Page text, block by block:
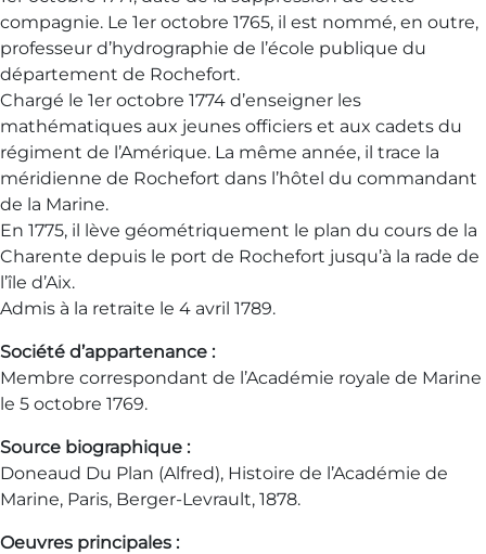
compagnie. Le 1er octobre 1765, il est nommé, en outre,
professeur d’hydrographie de l’école publique du
département de Rochefort.
Chargé le 1er octobre 1774 d’enseigner les
mathématiques aux jeunes officiers et aux cadets du
régiment de l’Amérique. La même année, il trace la
méridienne de Rochefort dans l’hôtel du commandant
de la Marine.
En 1775, il lève géométriquement le plan du cours de la
Charente depuis le port de Rochefort jusqu’à la rade de
l’île d’Aix.
Admis à la retraite le 4 avril 1789.
Société d’appartenance :
Membre correspondant de l’Académie royale de Marine
le 5 octobre 1769.
Source biographique :
Doneaud Du Plan (Alfred), Histoire de l’Académie de
Marine, Paris, Berger-Levrault, 1878.
Oeuvres principales :